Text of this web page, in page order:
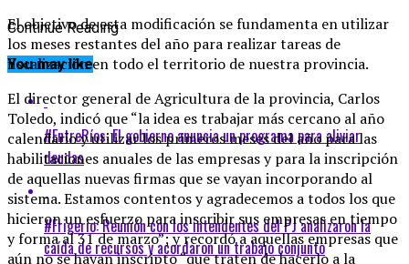
El objetivo de esta modificación se fundamenta en utilizar
los meses restantes del año para realizar tareas de
fiscalización en todo el territorio de nuestra provincia.
El director general de Agricultura de la provincia, Carlos
Toledo, indicó que “la idea es trabajar más cercano al año
calendario y utilizar los primeros meses del año para las
habilitaciones anuales de las empresas y para la inscripción
de aquellas nuevas firmas que se vayan incorporando al
sistema. Estamos contentos y agradecemos a todos los que
hicieron un esfuerzo para inscribir sus empresas en tiempo
y forma al 31 de marzo”; y recordó a aquellas empresas que
aún no se hayan inscripto “que traten de hacerlo a la
Continue Reading
You may like
#EntreRíos: El gobierno anuncia un programa para aliviar
deudas
#Frigerio: Reunión con los intendentes del PJ analizaron la
caída de recursos y acordaron un trabajo conjunto